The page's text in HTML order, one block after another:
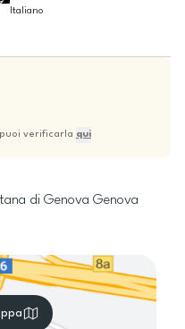
Italiano
verificarla qui
di Genova Genova